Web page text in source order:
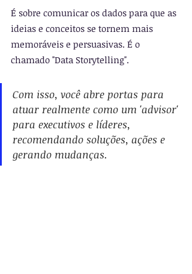
É sobre comunicar os dados para que as
ideias e conceitos se tornem mais
memoráveis e persuasivas. É o
chamado "Data Storytelling".
Com isso, você abre portas para
atuar realmente como um 'advisor'
para executivos e líderes,
recomendando soluções, ações e
gerando mudanças.